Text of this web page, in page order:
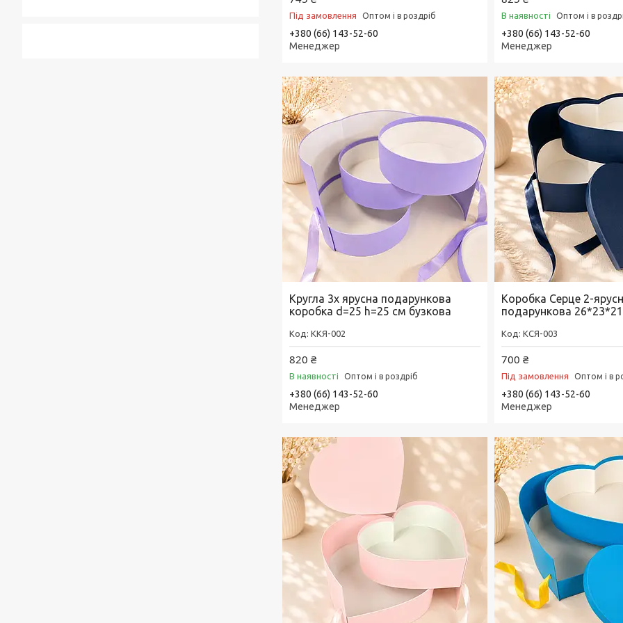
Під замовлення Оптом і в роздріб
+380 (66) 143-52-60
Менеджер
В наявності Оптом і в
+380 (66) 143-52-60
Менеджер
Кругла 3х ярусна подарункова
коробка d=25 h=25 см бузкова
ККЯ-002
820 ₴
В наявності Оптом і в роздріб
+380 (66) 143-52-60
Менеджер
Коробка Серце 2-
подарункова
КСЯ-003
700 ₴
Під замовлення Оптом і в
+380 (66) 143-52-60
Менеджер